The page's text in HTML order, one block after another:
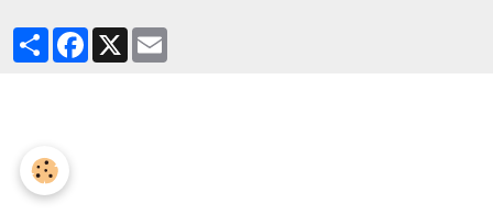
PartagerFacebook